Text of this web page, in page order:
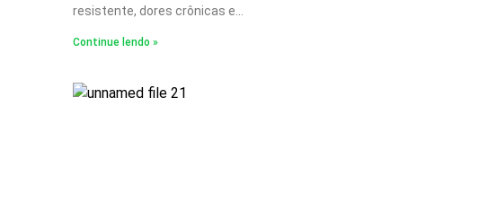
resistente, dores crônicas e…
Continue lendo »